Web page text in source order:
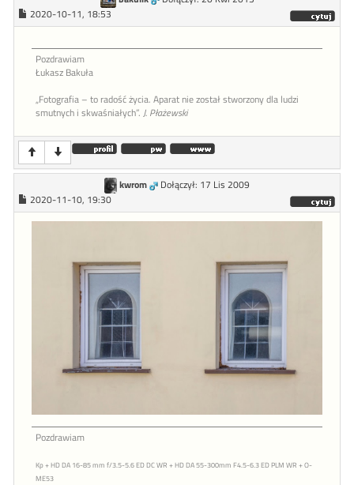
2020-10-11, 18:53
Pozdrawiam
Łukasz Bakuła
„Fotografia – to radość życia. Aparat nie został stworzony dla ludzi
smutnych i skwaśniałych”. J. Płażewski
kwrom
Dołączył: 17 Lis 2009
2020-11-10, 19:30
Pozdrawiam
Kp + HD DA 16-85 mm f/3.5-5.6 ED DC WR + HD DA 55-300mm F4.5-6.3 ED PLM WR + O-
ME53